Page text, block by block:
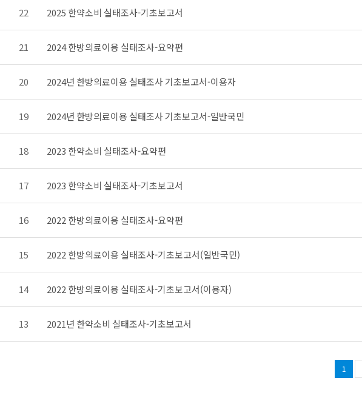
22 2025 한약소비 실태조사-기초보고서
21 2024 한방의료이용 실태조사-요약편
20 2024년 한방의료이용 실태조사 기초보고서-이용자
19 2024년 한방의료이용 실태조사 기초보고서-일반국민
18 2023 한약소비 실태조사-요약편
17 2023 한약소비 실태조사-기초보고서
16 2022 한방의료이용 실태조사-요약편
15 2022 한방의료이용 실태조사-기초보고서(일반국민)
14 2022 한방의료이용 실태조사-기초보고서(이용자)
13 2021년 한약소비 실태조사-기초보고서
1